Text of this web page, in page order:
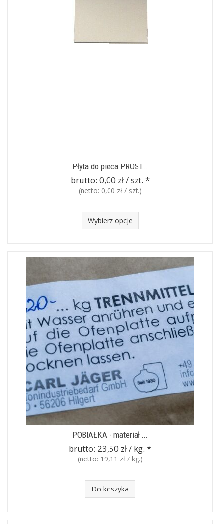
Płyta do pieca PROST...
brutto: 0,00 zł / szt. *
(netto: 0,00 zł / szt.)
Wybierz opcje
POBIAŁKA - materiał ...
brutto: 23,50 zł / kg. *
(netto: 19,11 zł / kg.)
Do koszyka